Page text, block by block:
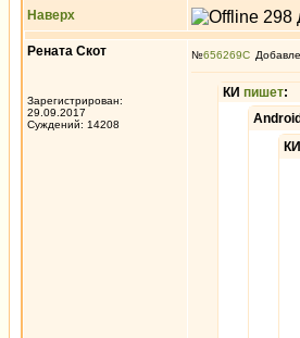
Наверх
Рената Скот
Зарегистрирован:
29.09.2017
Суждений: 14208
№656269
КИ пишет:
Android
КИ